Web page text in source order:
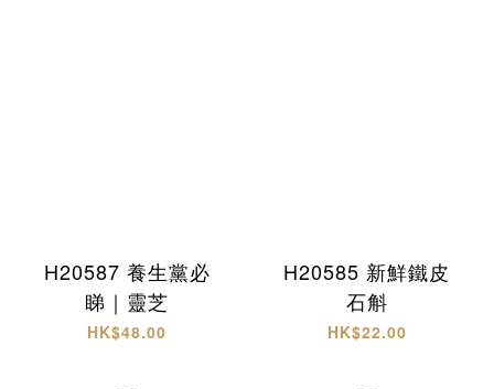
H20587 養生黨必
睇｜靈芝
HK$48.00
H20585 新鮮鐵皮
石斛
HK$22.00